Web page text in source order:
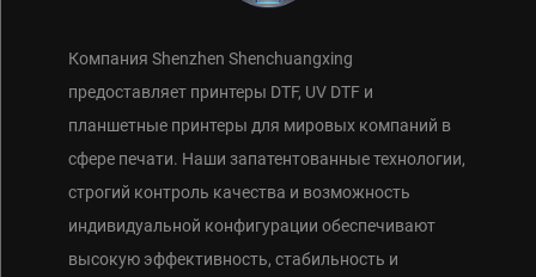
Компания Shenzhen Shenchuangxing
предоставляет принтеры DTF, UV DTF и
планшетные принтеры для мировых компаний в
сфере печати. Наши запатентованные технологии,
строгий контроль качества и возможность
индивидуальной конфигурации обеспечивают
высокую эффективность, стабильность и